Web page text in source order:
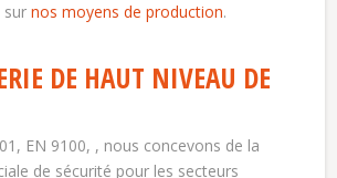
surnos moyens de production.
DE HAUT NIVEAU DE
EN 9100, , nous concevons de la
de sécurité pour les secteurs